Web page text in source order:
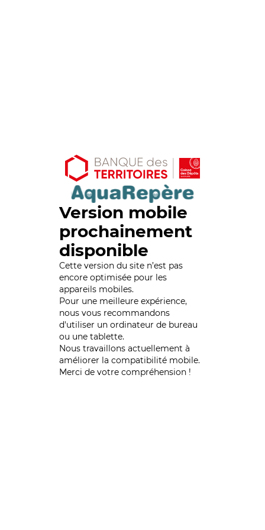
Version mobile
prochainement
disponible
Cette version du site n’est pas
encore optimisée pour les
appareils mobiles.
Pour une meilleure expérience,
nous vous recommandons
d'utiliser un ordinateur de bureau
ou une tablette.
Nous travaillons actuellement à
améliorer la compatibilité mobile.
Merci de votre compréhension !